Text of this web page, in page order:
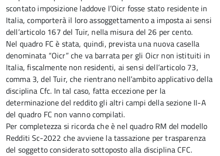
scontato imposizione laddove l’Oicr fosse stato residente in
Italia, comporterà il loro assoggettamento a imposta ai sensi
dell’articolo 167 del Tuir, nella misura del 26 per cento.
Nel quadro FC è stata, quindi, prevista una nuova casella
denominata “Oicr” che va barrata per gli Oicr non istituiti in
Italia, fiscalmente non residenti, ai sensi dell’articolo 73,
comma 3, del Tuir, che rientrano nell’ambito applicativo della
disciplina Cfc. In tal caso, fatta eccezione per la
determinazione del reddito gli altri campi della sezione II-A
del quadro FC non vanno compilati.
Per completezza si ricorda che è nel quadro RM del modello
Redditi Sc-2022 che avviene la tassazione per trasparenza
del soggetto considerato sottoposto alla disciplina CFC.